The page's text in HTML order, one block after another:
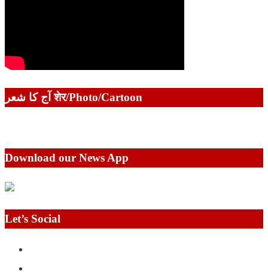
آج کا شعر शेर/Photo/Cartoon
Download our News App
Let’s Social